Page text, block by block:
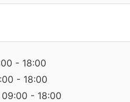
- 18:00
- 18:00
- 18:00